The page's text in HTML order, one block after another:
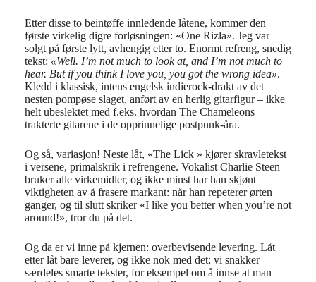
Etter disse to beintøffe innledende låtene, kommer den
første virkelig digre forløsningen: «One Rizla». Jeg var
solgt på første lytt, avhengig etter to. Enormt refreng, snedig
tekst: «Well. I’m not much to look at, and I’m not much to
hear. But if you think I love you, you got the wrong idea».
Kledd i klassisk, intens engelsk indierock-drakt av det
nesten pompøse slaget, anført av en herlig gitarfigur – ikke
helt ubeslektet med f.eks. hvordan The Chameleons
trakterte gitarene i de opprinnelige postpunk-åra.
Og så, variasjon! Neste låt, «The Lick » kjører skravletekst
i versene, primalskrik i refrengene. Vokalist Charlie Steen
bruker alle virkemidler, og ikke minst har han skjønt
viktigheten av å frasere markant: når han repeterer ørten
ganger, og til slutt skriker «I like you better when you’re not
around!», tror du på det.
Og da er vi inne på kjernen: overbevisende levering. Låt
etter låt bare leverer, og ikke nok med det: vi snakker
særdeles smarte tekster, for eksempel om å innse at man